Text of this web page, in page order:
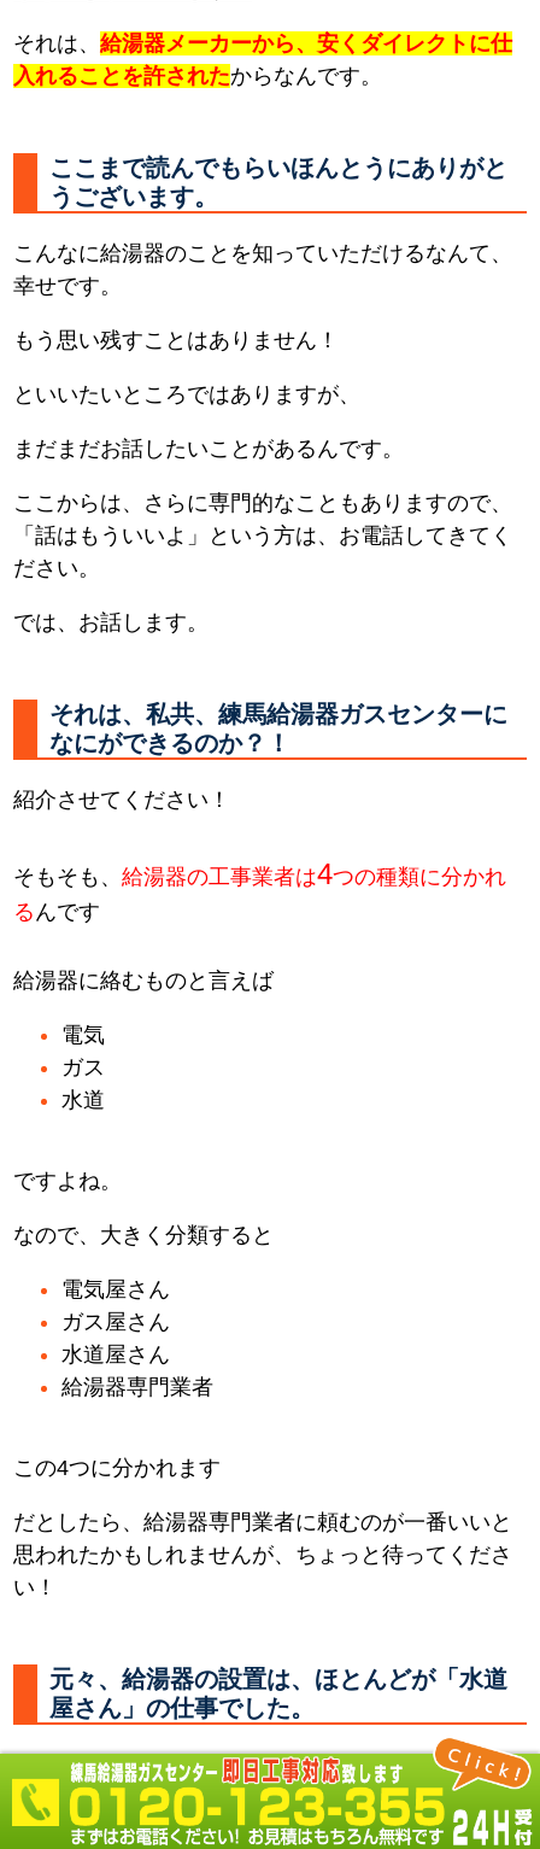
それは、給湯器メーカーから、安くダイレクトに仕
入れることを許されたからなんです。
ここまで読んでもらいほんとうにありがと
うございます。
こんなに給湯器のことを知っていただけるなんて、
幸せです。
もう思い残すことはありません！
といいたいところではありますが、
まだまだお話したいことがあるんです。
ここからは、さらに専門的なこともありますので、
「話はもういいよ」という方は、お電話してきてく
ださい。
では、お話します。
それは、私共、練馬給湯器ガスセンターに
なにができるのか？！
紹介させてください！
そもそも、給湯器の工事業者は4つの種類に分かれ
る んです
給湯器に絡むものと言えば
電気
ガス
水道
ですよね。
なので、大きく分類すると
電気屋さん
ガス屋さん
水道屋さん
給湯器専門業者
この4つに分かれます
だとしたら、給湯器専門業者に頼むのが一番いいと
思われたかもしれませんが、ちょっと待ってくださ
い！
元々、給湯器の設置は、ほとんどが「水道
屋さん」の仕事でした。
何故なら 必要なところに水やお湯を供給する配管を
し、器具を取付るのは「水道屋さん」だからです。